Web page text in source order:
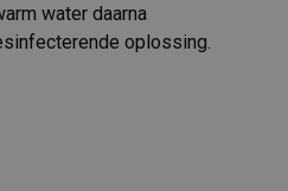
water daarna
oplossing.